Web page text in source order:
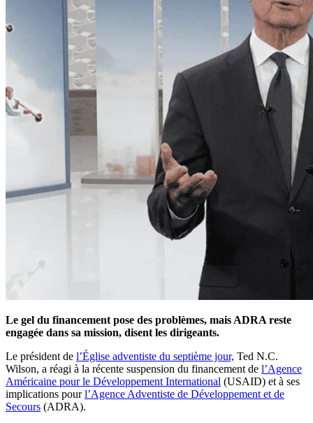
Le gel du financement pose des problèmes, mais ADRA reste
engagée dans sa mission, disent les dirigeants.
Le président de l’Église adventiste du septième jour, Ted N.C.
Wilson, a réagi à la récente suspension du financement de l’Agence
Américaine pour le Développement International (USAID) et à ses
implications pourl’Agence Adventiste de Développement et de
Secours (ADRA).